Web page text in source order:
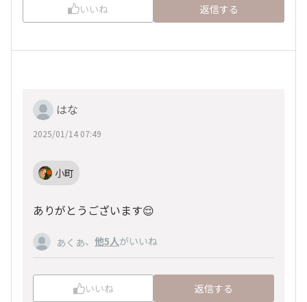
いいね 返信する
はな
2025/01/14 07:49
小町
ありがとうございます😌
あくあ、 他5人がいいね
いいね 返信する